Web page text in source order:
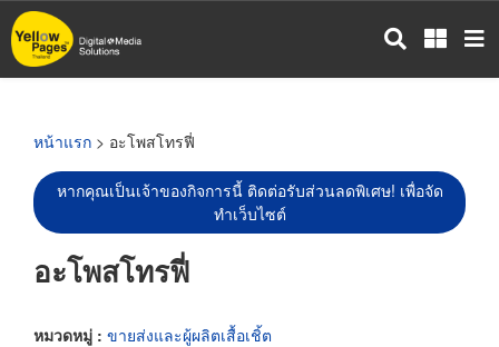
ข้าม
ไป
หน้าแรก > อะโพสโทรฟี่
หากคุณเป็นเจ้าของกิจการนี้ ติดต่อรับส่วนลดพิเศษ! เพื่อจัด
ทำเว็บไซต์
อะโพสโทรฟี่
หมวดหมู่ : ขายส่งและผู้ผลิตเสื้อเชิ้ต